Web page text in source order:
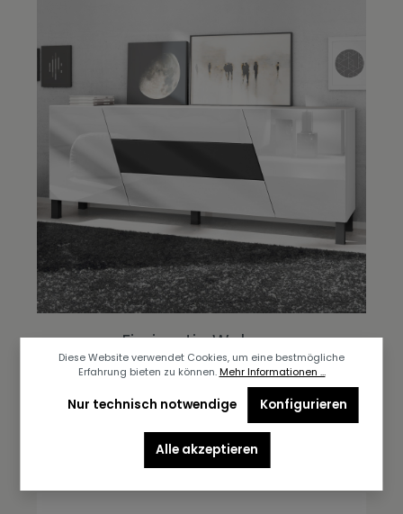
Einzigartig Wohnen
Bildergalerie überspringen
Diese Website verwendet Cookies, um eine bestmögliche
Erfahrung bieten zu können. Mehr Informationen ...
Nur technisch notwendige Konfigurieren
Alle akzeptieren